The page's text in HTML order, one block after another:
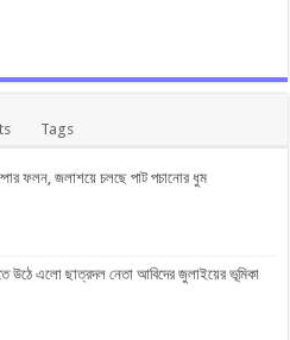
Tags
ফলন, জলাশয়ে চলছে পাট পচানোর ধুম
উঠে এলো ছাত্রদল নেতা আবিদের জুলাইয়ের ভূমিকা